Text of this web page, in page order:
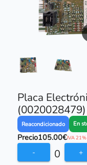
Placa
Reacondicionado En
Precio105.00€IVA
- 0 +